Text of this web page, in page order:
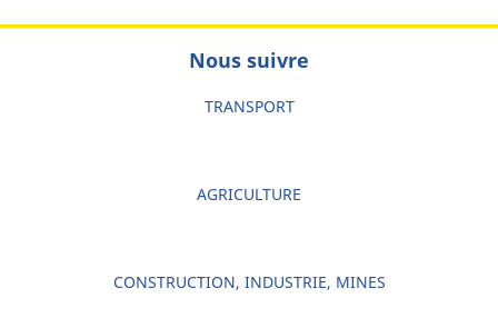
Nous suivre
TRANSPORT
AGRICULTURE
CONSTRUCTION, INDUSTRIE, MINES